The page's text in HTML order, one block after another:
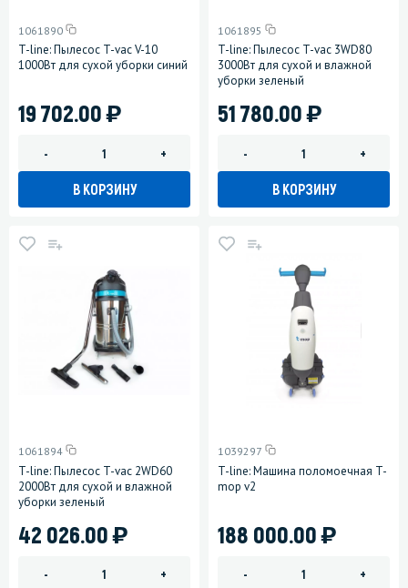
1061890
T-line: Пылесос T-vac V-10
1000Вт для сухой уборки синий
19 702.00)
- +
В КОРЗИНУ
1061895
T-line: Пылесос T-vac 3WD80
3000Вт для сухой и влажной
уборки зеленый
51 780.00)
- +
В КОРЗИНУ
1061894
T-line: Пылесос T-vac 2WD60
2000Вт для сухой и влажной
уборки зеленый
42 026.00)
- +
1039297
T-line: Машина поломоечная T-
mop v2
188 000.00)
- +